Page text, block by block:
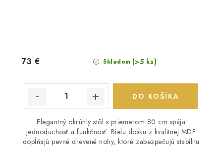
Skladom (>5 ks)
73 €
DO KOŠÍKA
Elegantný okrúhly stôl s priemerom 80 cm spája
jednoduchosť a funkčnosť. Bielu dosku z kvalitnej MDF
dopĺňajú pevné drevené nohy, ktoré zabezpečujú stabilitu